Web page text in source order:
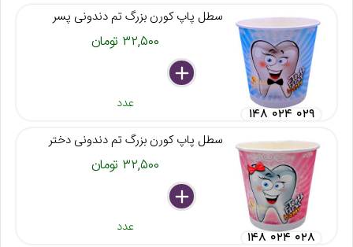
سطل پاپ کورن بزرگ تم دندونی پسر
۳۲,۵۰۰ تومان
delete
remove
add
عدد
۱۴۸ ۰۲۴ ۰۲۹
سطل پاپ کورن بزرگ تم دندونی دختر
۳۲,۵۰۰ تومان
delete
remove
add
عدد
۱۴۸ ۰۲۴ ۰۲۸